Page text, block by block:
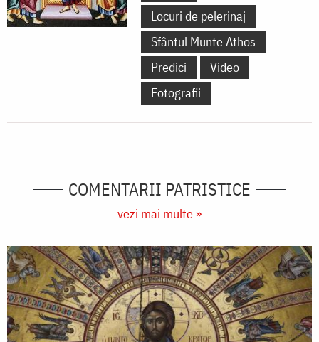
Locuri de pelerinaj
Sfântul Munte Athos
Predici
Video
Fotografii
COMENTARII PATRISTICE
vezi mai multe »